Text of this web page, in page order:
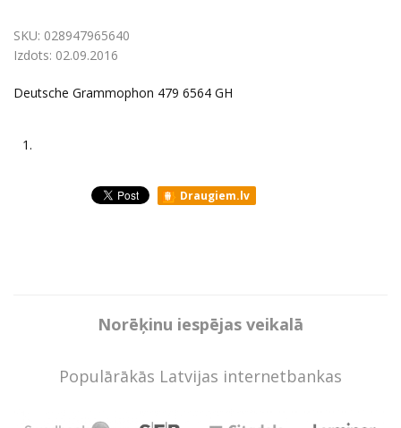
SKU: 028947965640
Izdots: 02.09.2016
Deutsche Grammophon 479 6564 GH
1.
Draugiem.lv
Norēķinu iespējas veikalā
Populārākās Latvijas internetbankas